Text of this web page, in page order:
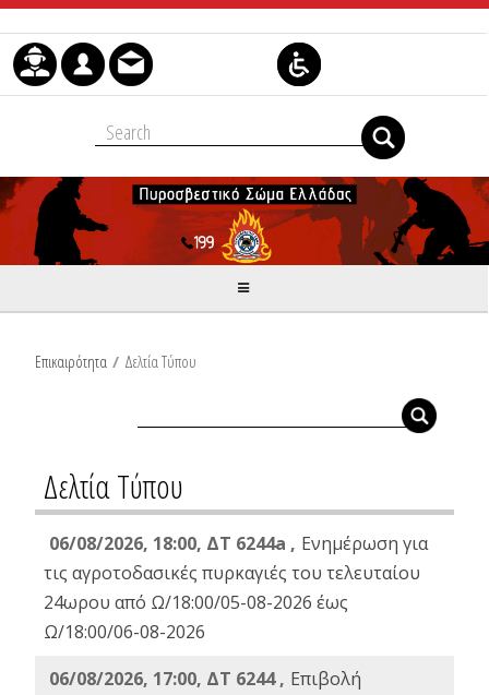
Skip to Content
Επικαιρότητα / Δελτία Τύπου
Δελτία Τύπου
06/08/2026, 18:00, ΔΤ 6244a , Ενημέρωση για
τις αγροτοδασικές πυρκαγιές του τελευταίου
24ωρου από Ω/18:00/05-08-2026 έως
Ω/18:00/06-08-2026
06/08/2026, 17:00, ΔΤ 6244 , Επιβολή